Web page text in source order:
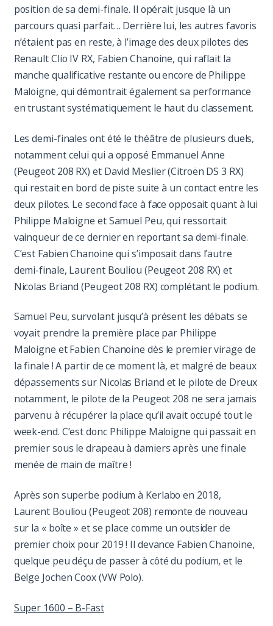
position de sa demi-finale. Il opérait jusque là un
parcours quasi parfait… Derrière lui, les autres favoris
n’étaient pas en reste, à l’image des deux pilotes des
Renault Clio IV RX, Fabien Chanoine, qui raflait la
manche qualificative restante ou encore de Philippe
Maloigne, qui démontrait également sa performance
en trustant systématiquement le haut du classement.
Les demi-finales ont été le théâtre de plusieurs duels,
notamment celui qui a opposé Emmanuel Anne
(Peugeot 208 RX) et David Meslier (Citroën DS 3 RX)
qui restait en bord de piste suite à un contact entre les
deux pilotes. Le second face à face opposait quant à lui
Philippe Maloigne et Samuel Peu, qui ressortait
vainqueur de ce dernier en reportant sa demi-finale.
C’est Fabien Chanoine qui s’imposait dans l’autre
demi-finale, Laurent Bouliou (Peugeot 208 RX) et
Nicolas Briand (Peugeot 208 RX) complétant le podium.
Samuel Peu, survolant jusqu’à présent les débats se
voyait prendre la première place par Philippe
Maloigne et Fabien Chanoine dès le premier virage de
la finale ! A partir de ce moment là, et malgré de beaux
dépassements sur Nicolas Briand et le pilote de Dreux
notamment, le pilote de la Peugeot 208 ne sera jamais
parvenu à récupérer la place qu’il avait occupé tout le
week-end. C’est donc Philippe Maloigne qui passait en
premier sous le drapeau à damiers après une finale
menée de main de maître !
Après son superbe podium à Kerlabo en 2018,
Laurent Bouliou (Peugeot 208) remonte de nouveau
sur la « boîte » et se place comme un outsider de
premier choix pour 2019 ! Il devance Fabien Chanoine,
quelque peu déçu de passer à côté du podium, et le
Belge Jochen Coox (VW Polo).
Super 1600 – B-Fast